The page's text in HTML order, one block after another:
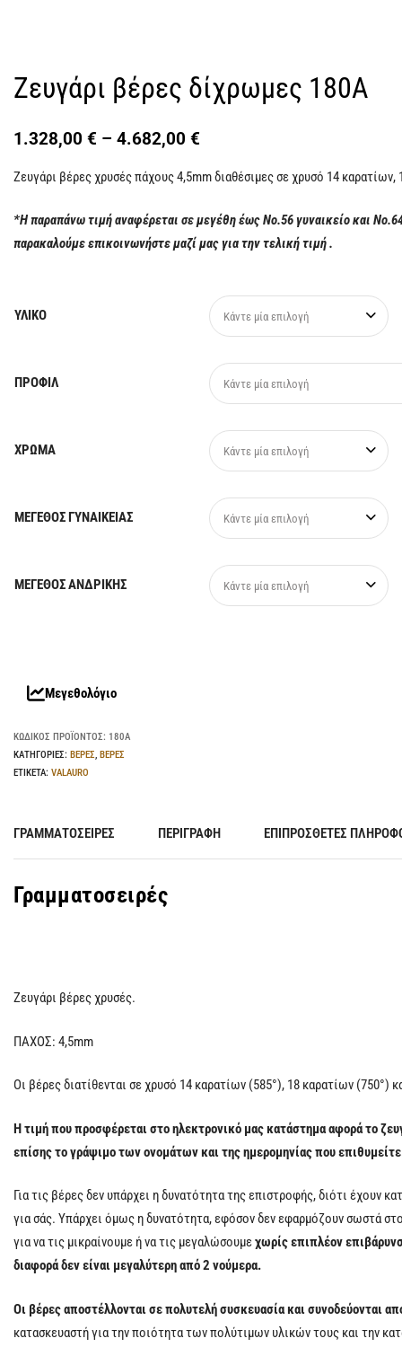
Ζευγάρι βέρες δίχρωμες 180Α
1.328,00 € – 4.682,00 €
Ζευγάρι βέρες χρυσές πάχους 4,5mm διαθέσιμες σε χρυσό 14 καρατίων,
*Η παραπάνω τιμή αναφέρεται σε μεγέθη έως Νο.56 γυναικείο και
παρακαλούμε επικοινωνήστε μαζί μας για την τελική τιμή .
ΥΛΙΚΟ Κάντε μία επιλογή
ΠΡΟΦΙΛ Κάντε μία επιλογή
ΧΡΩΜΑ Κάντε μία επιλογή
ΜΕΓΕΘΟΣ ΓΥΝΑΙΚΕΙΑΣ Κάντε μία επιλογή
ΜΕΓΕΘΟΣ ΑΝΔΡΙΚΗΣ Κάντε μία επιλογή
Μεγεθολόγιο
ΚΩΔΙΚΌΣ ΠΡΟΪΌΝΤΟΣ: 180Α
ΚΑΤΗΓΟΡΊΕΣ: ΒΕΡΕΣ, ΒΕΡΕΣ
ΕΤΙΚΈΤΑ: VALAURO
ΓΡΑΜΜΑΤΟΣΕΙΡΈΣ ΠΕΡΙΓΡΑΦΉ ΕΠΙΠΡΌΣΘΕΤΕΣ
Γραμματοσειρές
Ζευγάρι βέρες χρυσές.
ΠΑΧΟΣ: 4,5mm
Οι βέρες διατίθενται σε χρυσό 14 καρατίων (585°), 18 καρατίων (750°)
Η τιμή που προσφέρεται στο ηλεκτρονικό μας κατάστημα αφορά το
επίσης το γράψιμο των ονομάτων και της ημερομηνίας που
Για τις βέρες δεν υπάρχει η δυνατότητα της επιστροφής, διότι έχουν
για σάς. Υπάρχει όμως η δυνατότητα, εφόσον δεν εφαρμόζουν σωστά
για να τις μικραίνουμε ή να τις μεγαλώσουμεχωρίς επιπλέον
διαφορά δεν είναι μεγαλύτερη από 2 νούμερα.
Οι βέρες αποστέλλονται σε πολυτελή συσκευασία και συνοδεύονται
κατασκευαστή για την ποιότητα των πολύτιμων υλικών τους και την